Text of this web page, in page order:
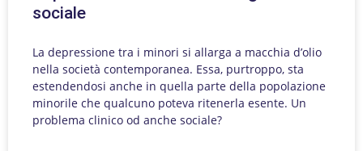
sociale
La depressione tra i minori si allarga a macchia d’olio
nella società contemporanea. Essa, purtroppo, sta
estendendosi anche in quella parte della popolazione
minorile che qualcuno poteva ritenerla esente. Un
problema clinico od anche sociale?